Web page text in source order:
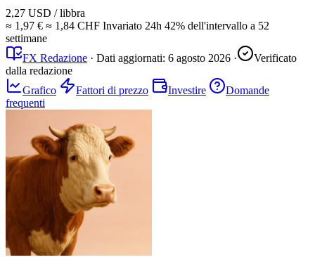
2,27 USD / libbra
≈ 1,97 € ≈ 1,84 CHF Invariato 24h 42% dell'intervallo a 52
settimane
FX Redazione · Dati aggiornati: 6 agosto 2026 ·
Verificato
dalla redazione
Grafico
Fattori di prezzo Investire
Domande
frequenti